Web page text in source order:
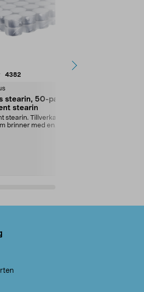
4382
stearin, 50-pack,
stearin
stearin. Tillverkade i
brinner med en
4.5av 5 stjärnor